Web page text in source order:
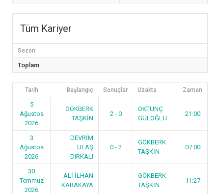
Tüm Kariyer
Sezon
Toplam
Tarih Başlangıç Sonuçlar Uzakta Zaman
5
Ağustos
2026
GÖKBERK
TAŞKİN
2 - 0
OKTUNÇ
GÜLOĞLU
21:00
3
Ağustos
2026
DEVRİM
ULAŞ
DIRKALI
0 - 2
GÖKBERK
TAŞKİN
07:00
30
Temmuz
2026
ALİ İLHAN
KARAKAYA
-
GÖKBERK
TAŞKİN
11:27